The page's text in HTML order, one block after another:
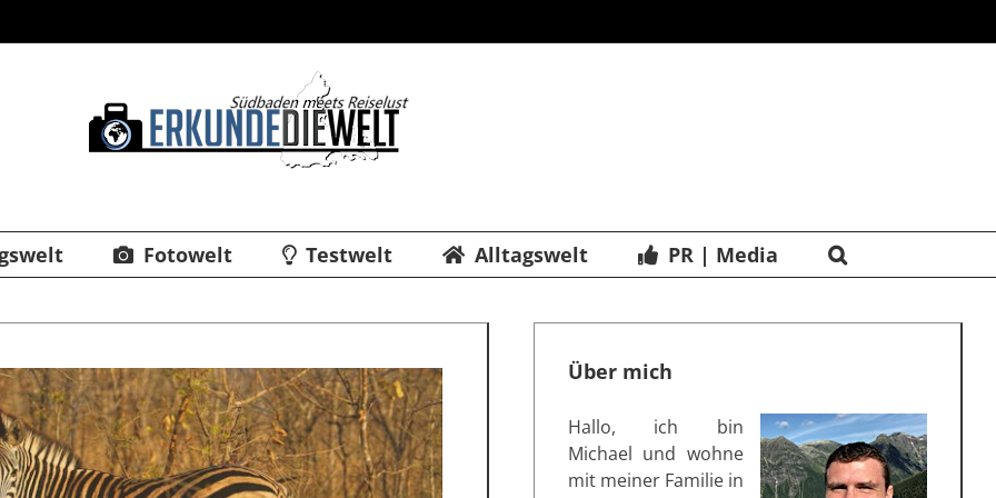
Fotowelt Testwelt Alltagswelt PR | Media
Über mich
Hallo, ich bin
Michael und wohne
mit meiner Familie in